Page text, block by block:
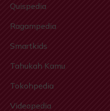
Quispedia
Ragampedia
Smartkids
Tahukah Kamu
Tokohpedia
Videopedia